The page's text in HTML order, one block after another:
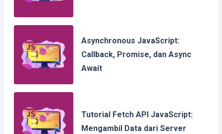
Asynchronous JavaScript:
Callback, Promise, dan Async
Await
Tutorial Fetch API JavaScript:
Mengambil Data dari Server